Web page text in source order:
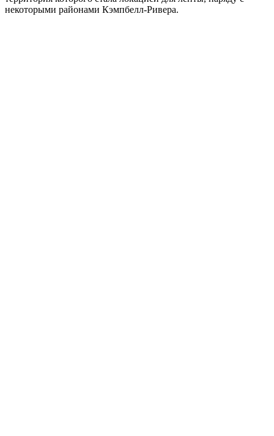
некоторыми районами Кэмпбелл-Ривера.